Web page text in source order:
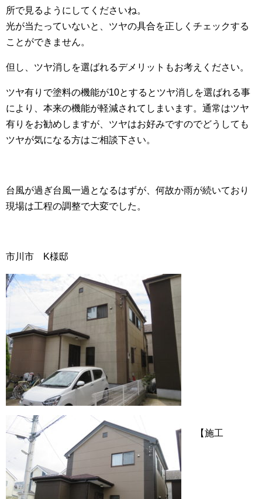
所で見るようにしてくださいね。
光が当たっていないと、ツヤの具合を正しくチェックする
ことができません。
但し、ツヤ消しを選ばれるデメリットもお考えください。
ツヤ有りで塗料の機能が10とするとツヤ消しを選ばれる事
により、本来の機能が軽減されてしまいます。通常はツヤ
有りをお勧めしますが、ツヤはお好みですのでどうしても
ツヤが気になる方はご相談下さい。
台風が過ぎ台風一過となるはずが、何故か雨が続いており
現場は工程の調整で大変でした。
市川市 K様邸
【施工